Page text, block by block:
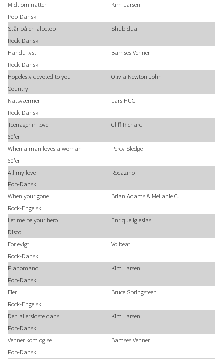
Midt om natten
Kim Larsen
Pop-Dansk
Står på en alpetop
Shubidua
Rock-Dansk
Har du lyst
Bamses Venner
Rock-Dansk
Hopelesly devoted to you
Olivia Newton John
Country
Natsværmer
Lars HUG
Rock-Dansk
Teenager in love
Cliff Richard
60'er
When a man loves a woman
Percy Sledge
60'er
All my love
Rocazino
Pop-Dansk
When your gone
Brian Adams & Mellanie C.
Rock-Engelsk
Let me be your hero
Enrique Iglesias
Disco
For evigt
Volbeat
Rock-Dansk
Pianomand
Kim Larsen
Pop-Dansk
Fier
Bruce Springsteen
Rock-Engelsk
Den allersidste dans
Kim Larsen
Pop-Dansk
Venner kom og se
Bamses Venner
Pop-Dansk